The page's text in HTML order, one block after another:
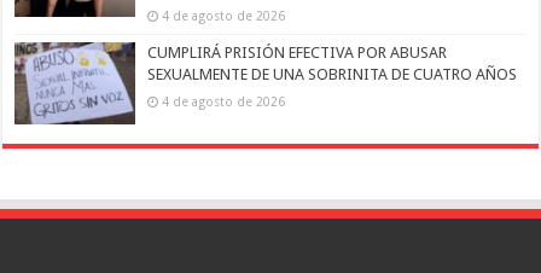
4 de agosto de 2026
CUMPLIRÁ PRISIÓN EFECTIVA POR ABUSAR
SEXUALMENTE DE UNA SOBRINITA DE CUATRO AÑOS
4 de agosto de 2026